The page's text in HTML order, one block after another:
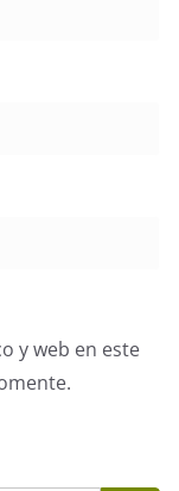
y web en este